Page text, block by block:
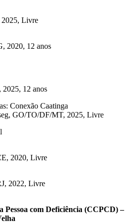
2025, Livre
2020, 12 anos
12 anos
Conexão Caatinga
GO/TO/DF/MT, 2025, Livre
2020, Livre
2022, Livre
Pessoa com Deficiência (CCPCD) –